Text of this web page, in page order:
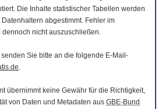
Die Inhalte statistischer Tabellen werden
abgestimmt. Fehler im
nicht auszuschließen.
Sie bitte an die folgende E-Mail -
.
übernimmt keine Gewähr für die Richtigkeit,
von Daten und Metadaten aus GBE-Bund